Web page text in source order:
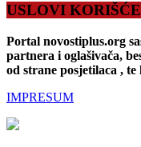
USLOVI
Portal novostiplus.org
partnera i oglašivača,
od strane posjetilaca ,
IMPRESUM